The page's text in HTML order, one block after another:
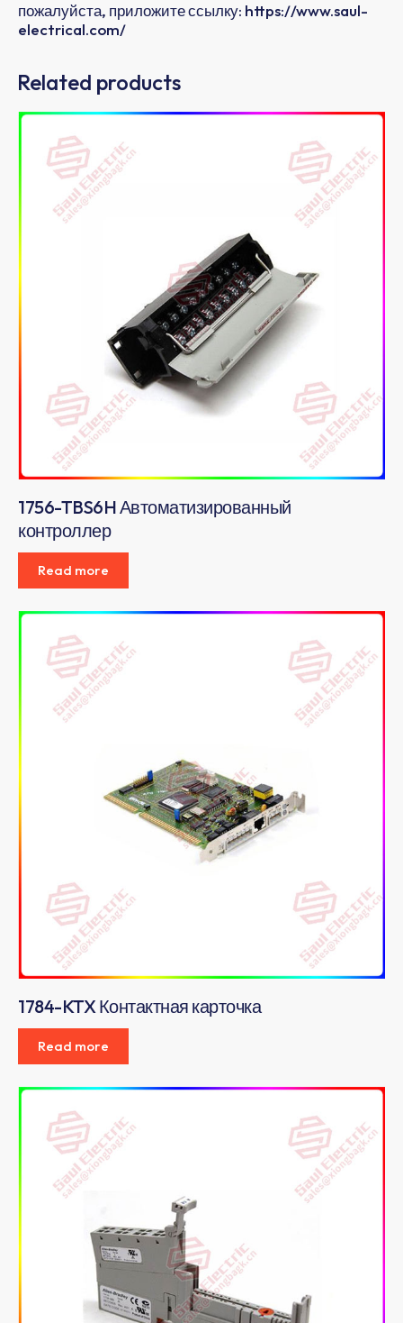
пожалуйста, приложите ссылку: https://www.saul-
electrical.com/
Related products
1756-TBS6H Автоматизированный
контроллер
Read more
1784-KTX Контактная карточка
Read more